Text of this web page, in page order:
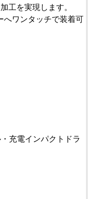
工を実現します。
へワンタッチで装着可
充電インパクトドラ